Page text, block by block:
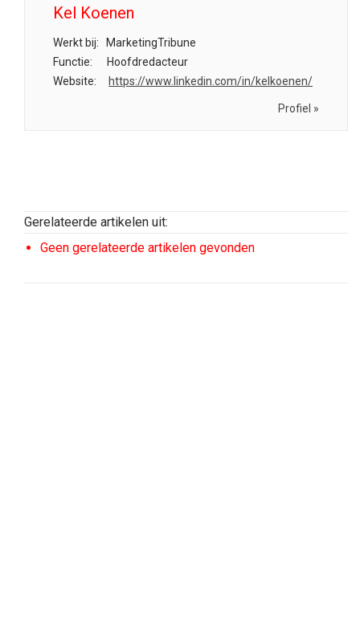
Kel Koenen
Werkt bij:
MarketingTribune
Functie:
Hoofdredacteur
Website:
https://www.linkedin.com/in/kelkoenen/
Profiel »
Gerelateerde artikelen uit:
Geen gerelateerde artikelen gevonden